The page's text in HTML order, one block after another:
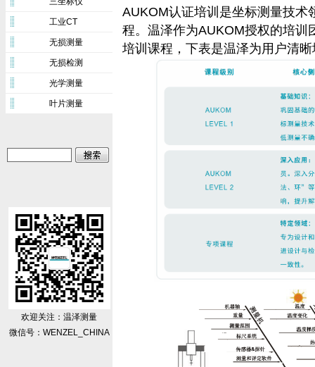
工业CT
无损测量
无损检测
光学测量
叶片测量
欢迎关注：温泽测量
微信号：WENZEL_CHINA
AUKOM认证培训是坐标测量技术
程。温泽作为AUKOM授权的培训
培训课程，下表是温泽为用户清